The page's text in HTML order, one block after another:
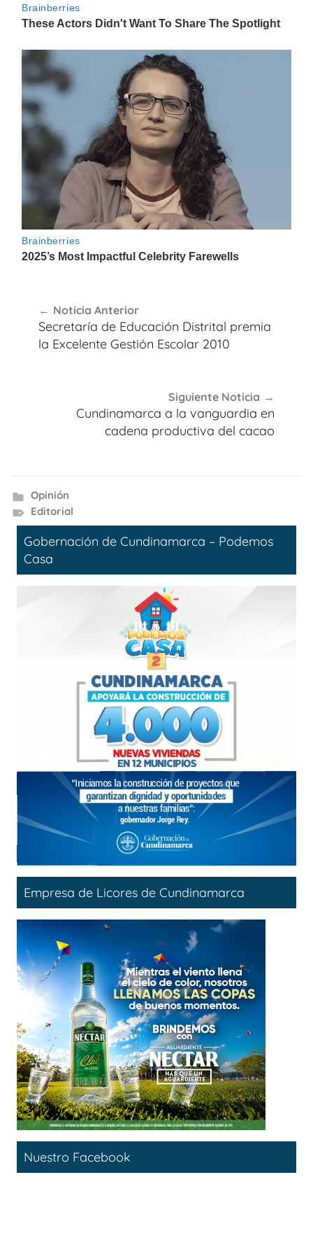
de
entradas
Noticia Anterior
Secretaría de Educación Distrital premia
la Excelente Gestión Escolar 2010
Siguiente Noticia
Cundinamarca a la vanguardia en
cadena productiva del cacao
Opinión
Editorial
Gobernación de Cundinamarca – Podemos
Casa
Empresa de Licores de Cundinamarca
Nuestro Facebook